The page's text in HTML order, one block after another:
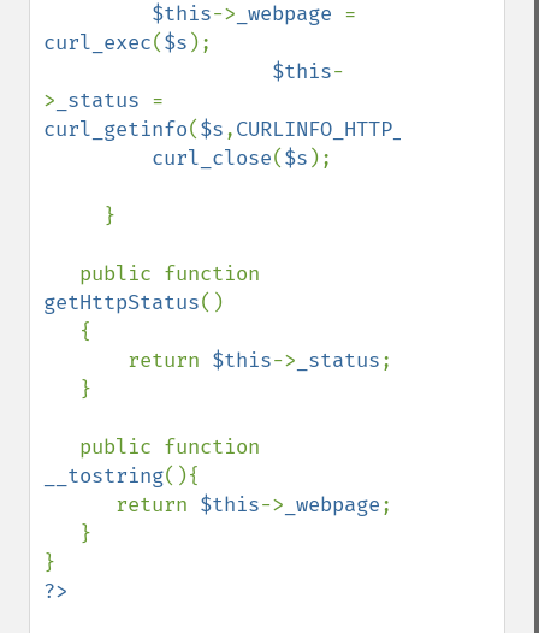
$this-> _webpage
curl_exec($s );
$this-
> _status
curl_getinfo($s,CURLINFO_HTTP_CODE
curl_close($s );
getHttpStatus()
       return
$this-> _status;
__tostring(){
      return
$this-> _webpage;